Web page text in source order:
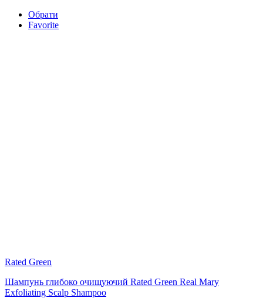
Обрати
Favorite
Rated Green
Шампунь глибоко очищуючий Rated Green Real Mary
Exfoliating Scalp Shampoo